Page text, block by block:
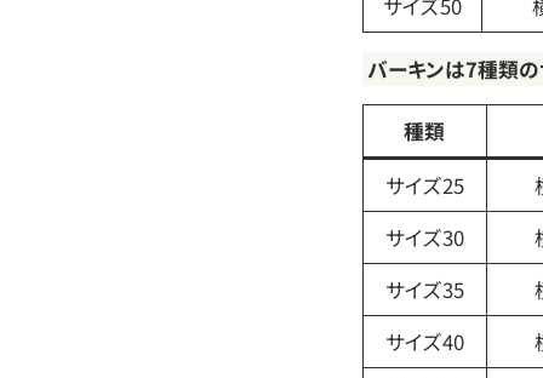
サイズ50
バーキンは7種類の
種類
サイズ25
サイズ30
サイズ35
サイズ40